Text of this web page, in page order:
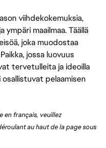
viihdekokemuksia,
ympäri maailmaa. Täällä
joka muodostaa
jossa luovuus
tervetulleita ja ideoilla
pelaamisen
en français, veuillez
au haut de la page sous